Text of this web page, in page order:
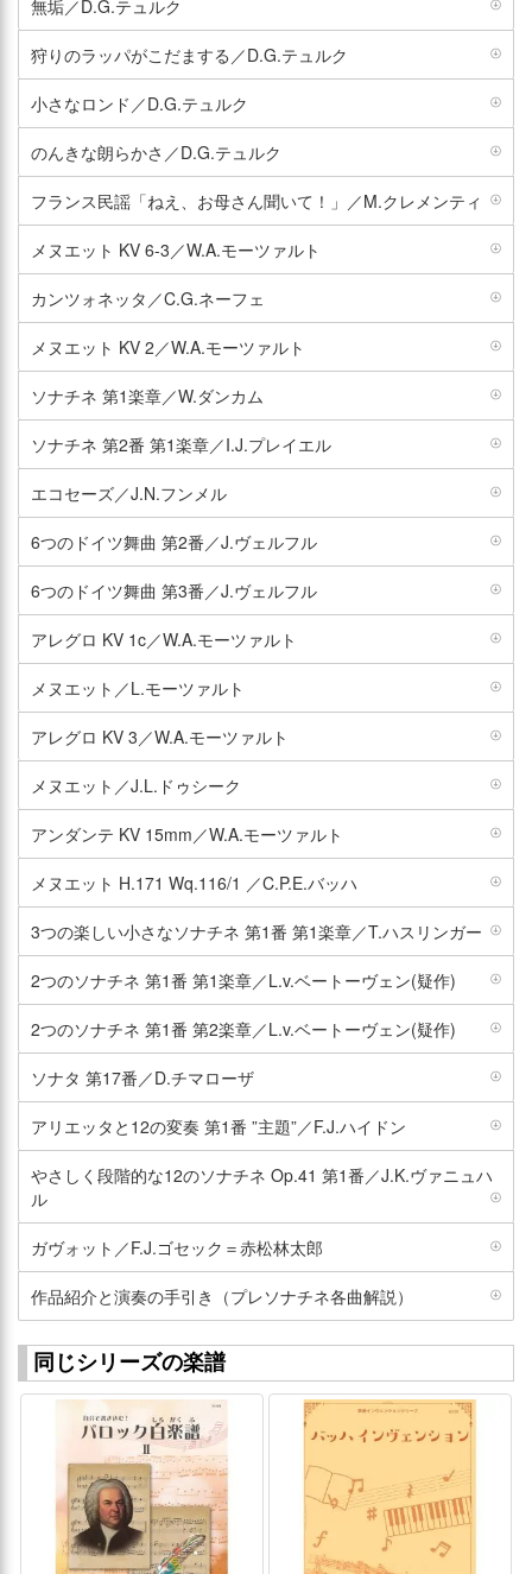
無垢／D.G.テュルク
狩りのラッパがこだまする／D.G.テュルク
小さなロンド／D.G.テュルク
のんきな朗らかさ／D.G.テュルク
フランス民謡「ねえ、お母さん聞いて！」／M.クレメンティ
メヌエット KV 6-3／W.A.モーツァルト
カンツォネッタ／C.G.ネーフェ
メヌエット KV 2／W.A.モーツァルト
ソナチネ 第1楽章／W.ダンカム
ソナチネ 第2番 第1楽章／I.J.プレイエル
エコセーズ／J.N.フンメル
6つのドイツ舞曲 第2番／J.ヴェルフル
6つのドイツ舞曲 第3番／J.ヴェルフル
アレグロ KV 1c／W.A.モーツァルト
メヌエット／L.モーツァルト
アレグロ KV 3／W.A.モーツァルト
メヌエット／J.L.ドゥシーク
アンダンテ KV 15mm／W.A.モーツァルト
メヌエット H.171 Wq.116/1 ／C.P.E.バッハ
3つの楽しい小さなソナチネ 第1番 第1楽章／T.ハスリンガー
2つのソナチネ 第1番 第1楽章／L.v.ベートーヴェン(疑作)
2つのソナチネ 第1番 第2楽章／L.v.ベートーヴェン(疑作)
ソナタ 第17番／D.チマローザ
アリエッタと12の変奏 第1番 ”主題”／F.J.ハイドン
やさしく段階的な12のソナチネ Op.41 第1番／J.K.ヴァニュハ
ル
ガヴォット／F.J.ゴセック＝赤松林太郎
作品紹介と演奏の手引き（プレソナチネ各曲解説）
同じシリーズの楽譜